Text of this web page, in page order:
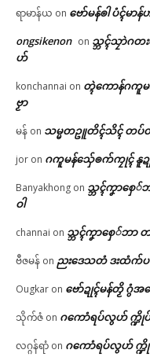
ရာမာန်ယ on ဗော်မန်ၜါ ပံၚ်မာန်
ongsikenon on သ္ဘၚ်သၠာဲဂတ
ဟ်
konchannai on တ္ၚဲကောန်ဂကူ
ဗၟာ
မန် on သမ္မတဥူတိၚ်သိၚ် တပ်
jor on ဂကူမန်​သှ်ေၜက်ကၠုၚ် နူဍု
Banyakhong on သ္ဘၚ်ကၞာစှေ်
ဝါ
channai on သ္ဘၚ်ကၞာစှေ်ဘာ
ဗီဇမန် on ညးဒေသတံ ဒးထံက်
Ougkar on ဗော်ဍုၚ်မန်တၟိ ဂွံအခ
သိုက်ဇံ on ဂကောံရပ်လွဟ် က္ဍိုပ်
လဂ္ဂန်ရာံ on ဂကောံရပ်လွဟ် က္ဍို